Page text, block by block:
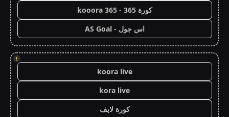
كورة 365 - kooora 365
اس جول - AS Goal
!
koora live
kora live
كورة لايف